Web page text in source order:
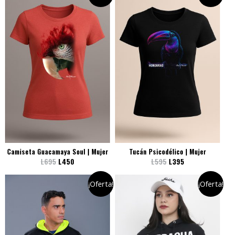
Camiseta Guacamaya Soul | Mujer
L695 L450
Tucán Psicodélico | Mujer
L595 L395
¡Oferta! ¡Oferta!